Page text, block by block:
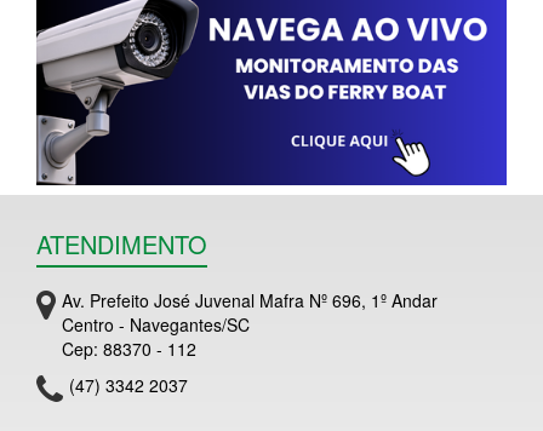
ATENDIMENTO
Av. Prefeito José Juvenal Mafra Nº 696, 1º Andar
Centro - Navegantes/SC
Cep: 88370 - 112
(47) 3342 2037